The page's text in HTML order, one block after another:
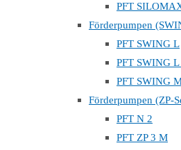
PFT
Förderpumpen
PFT SWING L
PFT SWING L
PFT SWING
Förderpumpen (ZP-
PFT N 2
PFT ZP 3 M